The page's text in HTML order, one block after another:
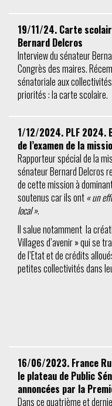
19/11/24. Carte
Bernard Delcros
Interview du sénateur
Congrès des maires.
sénatoriale aux
priorités : la carte scolaire.
1/12/2024. PLF 2024.
de l’examen de la
Rapporteur spécial de la
sénateur Bernard Delcros
de cette mission à
soutenus car ils ont « un
local ».
Il salue notamment la
Villages d’avenir » qui se
de l’Etat et de crédits
petites collectivités dans
16/06/2023. France
le plateau de Public
annoncées par la
Dans ce quatrième et